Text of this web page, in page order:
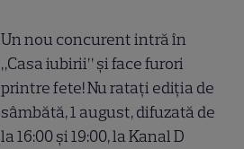
Un nou concurent intră în
„Casa iubirii” și face furori
printre fete! Nu ratați ediția de
sâmbătă, 1 august, difuzată de
la 16:00 și 19:00, la Kanal D